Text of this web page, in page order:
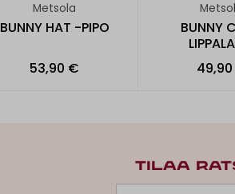
Metsola
BUNNY HAT -PIPO
53,90 €
BUNNY
TILAA